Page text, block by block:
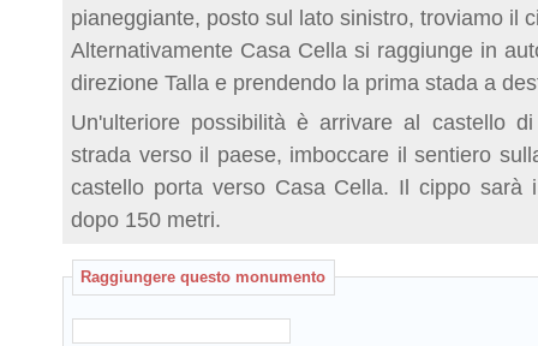
pianeggiante, posto sul lato sinistro, troviamo il
Alternativamente Casa Cella si raggiunge in
direzione Talla e prendendo la prima stada a
Un'ulteriore possibilità è arrivare al castello
strada verso il paese, imboccare il sentiero
castello porta verso Casa Cella. Il cippo sarà
dopo 150 metri.
Raggiungere questo monumento